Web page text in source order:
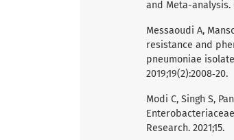
and Meta-analysis.
Messaoudi A,
resistance and
pneumoniae
2019;19(2):2008‑20.
Modi C, Singh S,
Research. 2021;15.